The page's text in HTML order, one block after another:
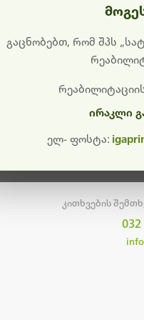
გიხდით
განახლება და
მალე ისევ ხელმისაწვდომი
მთავარ
კითხვების
032
გაცნობებთ, რომ შპს
ირაკლი
ელ- ფოსტა: